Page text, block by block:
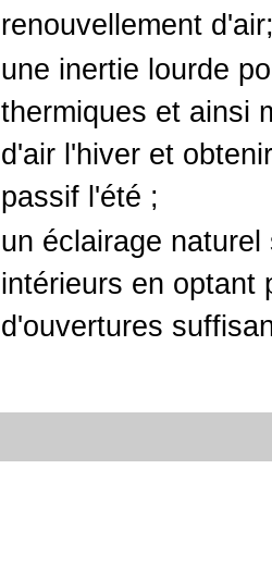
renouvellement
une inertie lourde
thermiques et ainsi
d'air l'hiver et
passif l'été ;
un éclairage
intérieurs en optant
d'ouvertures